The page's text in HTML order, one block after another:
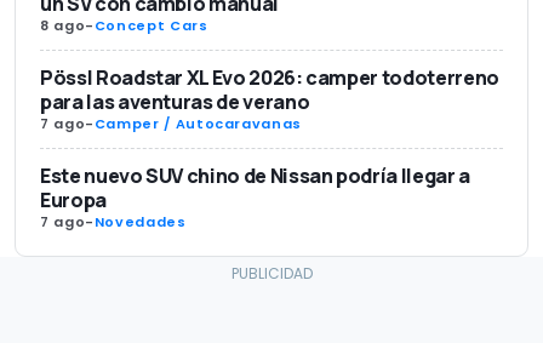
8 ago-Concept Cars
Pössl Roadstar XL Evo 2026: camper todoterreno
para las aventuras de verano
7 ago-Camper / Autocaravanas
Este nuevo SUV chino de Nissan podría llegar a
Europa
7 ago-Novedades